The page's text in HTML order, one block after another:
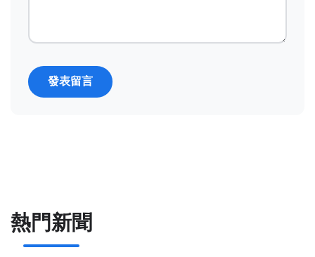
發表留言
熱門新聞